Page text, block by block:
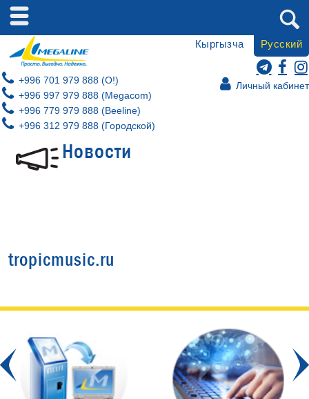
Личный кабинет
+996 701 979 888 (O!)
+996 997 979 888 (Megacom)
+996 779 979 888 (Beeline)
+996 312 979 888 (Городской)
Кыргызча Русский
Новости
tropicmusic.ru